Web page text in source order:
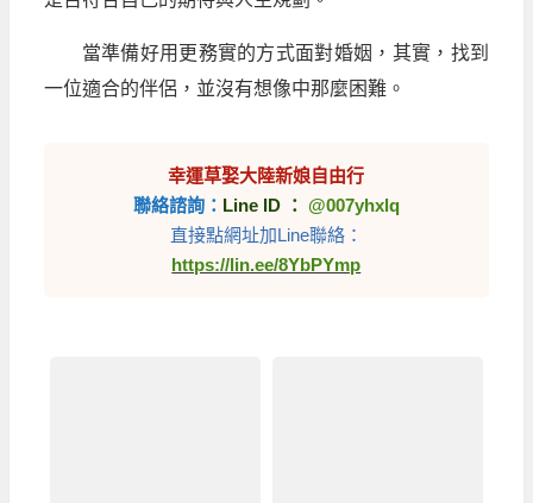
當準備好用更務實的方式面對婚姻，其實，找到
一位適合的伴侶，並沒有想像中那麼困難。
幸運草娶大陸新娘自由行
聯絡諮詢： Line ID ： @007yhxlq
直接點網址加Line聯絡：
https://lin.ee/8YbPYmp